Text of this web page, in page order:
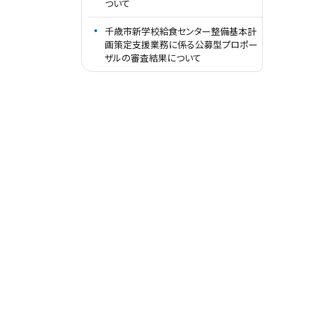
ついて
千歳市新学校給食センター整備基本計
画策定支援業務に係る公募型プロポー
ザルの審査結果について